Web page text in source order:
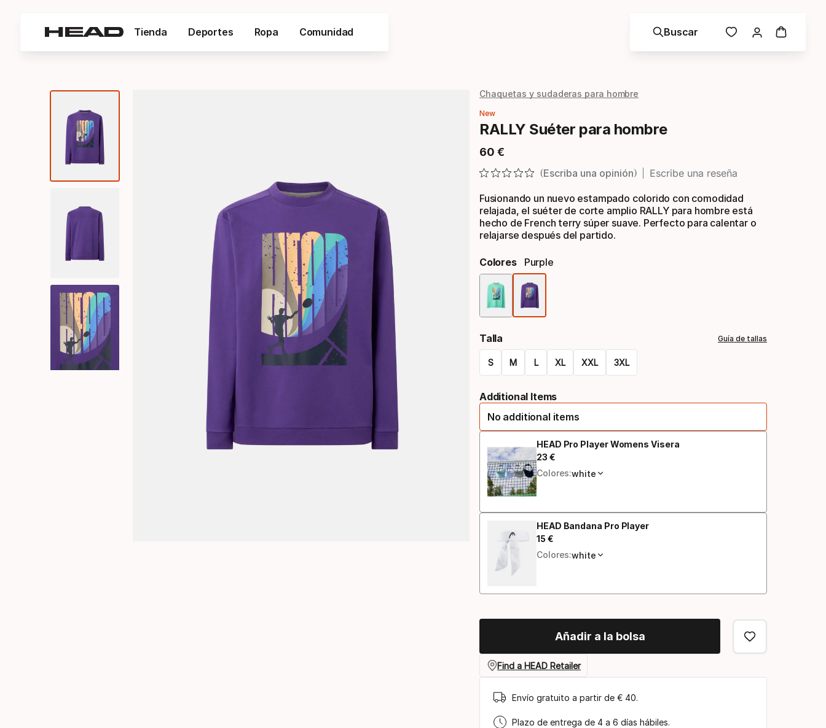
Tienda Deportes Ropa Comunidad Buscar
Chaquetas y sudaderas para hombre
New
RALLY Suéter para hombre
60 €
Precio final
Escriba una opinión Escribe una reseña
Fusionando un nuevo estampado colorido con comodidad
relajada, el suéter de corte amplio RALLY para hombre está
hecho de French terry súper suave. Perfecto para calentar o
relajarse después del partido.
Colores Purple
color
Talla Guía de tallas
S M L XL XXL 3XL
de
tamaño
Additional Items
No additional items
HEAD Pro Player Womens Visera
23 €
Precio final
Colores:white
HEAD Bandana Pro Player
15 €
Precio final
Colores:white
Añadir a la bolsa
Find a HEAD Retailer
Envío gratuito a partir de € 40.
Plazo de entrega de 4 a 6 días hábiles.